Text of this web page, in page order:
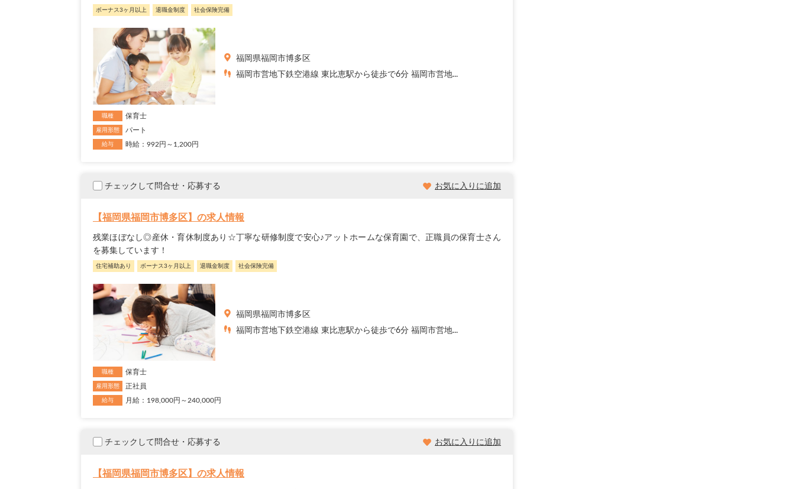
ボーナス3ヶ月以上 退職金制度 社会保険完備
福岡県福岡市博多区
福岡市営地下鉄空港線 東比恵駅から徒歩で6分 福岡市営地...
職種 保育士
雇用形態 パート
給与 時給：992円～1,200円
チェックして問合せ・応募する お気に入りに追加
【福岡県福岡市博多区】の求人情報
残業ほぼなし◎産休・育休制度あり☆丁寧な研修制度で安心♪アットホームな保育園で、正職員の保育士さん
を募集しています！
住宅補助あり ボーナス3ヶ月以上 退職金制度 社会保険完備
福岡県福岡市博多区
福岡市営地下鉄空港線 東比恵駅から徒歩で6分 福岡市営地...
職種 保育士
雇用形態 正社員
給与 月給：198,000円～240,000円
チェックして問合せ・応募する お気に入りに追加
【福岡県福岡市博多区】の求人情報